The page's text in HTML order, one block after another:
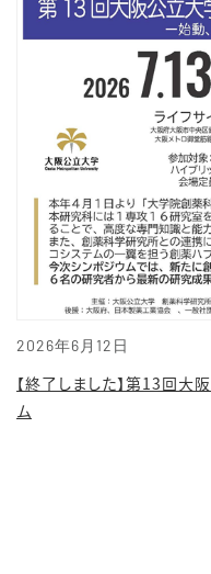
2026年6月12日
【終了しました】第13回大
ム